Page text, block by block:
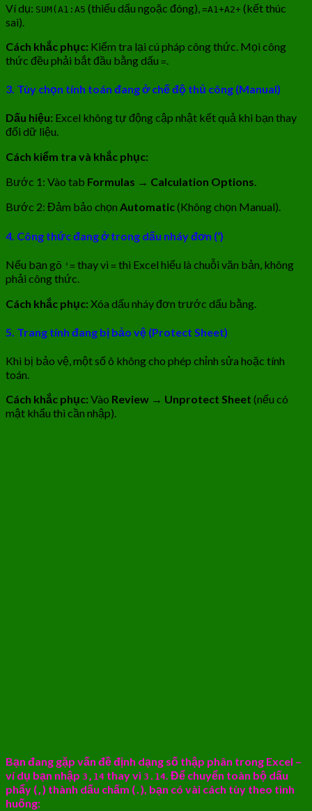
Ví dụ: SUM(A1:A5 (thiếu dấu ngoặc đóng), =A1+A2+ (kết thúc
sai).
Cách khắc phục: Kiểm tra lại cú pháp công thức. Mọi công
thức đều phải bắt đầu bằng dấu =.
3. Tùy chọn tính toán đang ở chế độ thủ công (Manual)
Dấu hiệu: Excel không tự động cập nhật kết quả khi bạn thay
đổi dữ liệu.
Cách kiểm tra và khắc phục:
Bước 1: Vào tab Formulas → Calculation Options.
Bước 2: Đảm bảo chọn Automatic(Không chọn Manual).
4. Công thức đang ở trong dấu nháy đơn (‘)
Nếu bạn gõ '= thay vì = thì Excel hiểu là chuỗi văn bản, không
phải công thức.
Cách khắc phục: Xóa dấu nháy đơn trước dấu bằng.
5. Trang tính đang bị bảo vệ (Protect Sheet)
Khi bị bảo vệ, một số ô không cho phép chỉnh sửa hoặc tính
toán.
Cách khắc phục: Vào Review → Unprotect Sheet (nếu có
mật khẩu thì cần nhập).
Bạn đang gặp vấn đề định dạng số thập phân trong Excel –
ví dụ bạn nhập 3,14 thay vì 3.14. Để chuyển toàn bộ dấu
phẩy ( , ) thành dấu chấm (. ), bạn có vài cách tùy theo tình
huống: